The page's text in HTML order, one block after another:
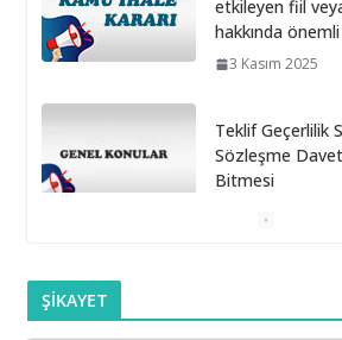
Teklif Geçerlilik
6 Ekim 2025
Komisyonunun Kurulmaması
Belediye Şirketleri Bağış Toplayabilir
ŞİKAYET